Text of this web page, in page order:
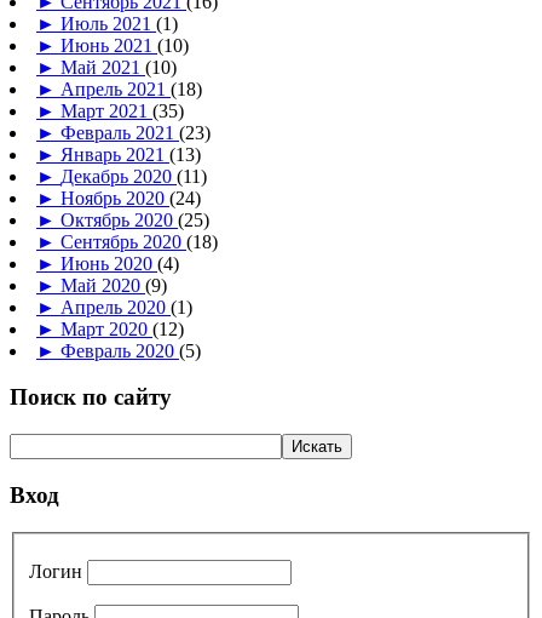
► Июль 2021 (1)
► Июнь 2021 (10)
► Май 2021 (10)
► Апрель 2021 (18)
► Март 2021 (35)
► Февраль 2021 (23)
► Январь 2021 (13)
► Декабрь 2020 (11)
► Ноябрь 2020 (24)
► Октябрь 2020 (25)
► Сентябрь 2020 (18)
► Июнь 2020 (4)
► Май 2020 (9)
► Апрель 2020 (1)
► Март 2020 (12)
► Февраль 2020 (5)
Поиск по сайту
Вход
Логин